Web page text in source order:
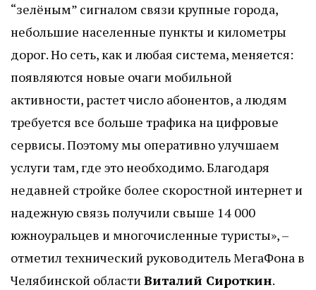
“зелёным” сигналом связи крупные города,
небольшие населенные пункты и километры
дорог. Но сеть, как и любая система, меняется:
появляются новые очаги мобильной
активности, растет число абонентов, а людям
требуется все больше трафика на цифровые
сервисы. Поэтому мы оперативно улучшаем
услуги там, где это необходимо. Благодаря
недавней стройке более скоростной интернет и
надежную связь получили свыше 14 000
южноуральцев и многочисленные туристы», –
отметил технический руководитель МегаФона в
Челябинской области Виталий Сироткин.